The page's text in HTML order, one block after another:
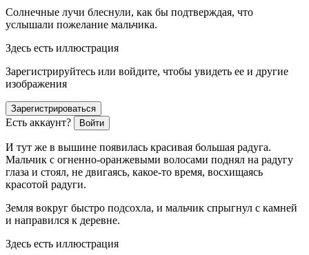
Солнечные лучи блеснули, как бы подтверждая, что
услышали пожелание мальчика.
Здесь есть иллюстрация
Зарегистрируйтесь или войдите, чтобы увидеть ее и другие
изображения
Зарегистрироваться
Есть аккаунт? Войти
И тут же в вышине появилась красивая большая радуга.
Мальчик с огненно-оранжевыми волосами поднял на радугу
глаза и стоял, не двигаясь, какое-то время, восхищаясь
красотой радуги.
Земля вокруг быстро подсохла, и мальчик спрыгнул с камней
и направился к деревне.
Здесь есть иллюстрация